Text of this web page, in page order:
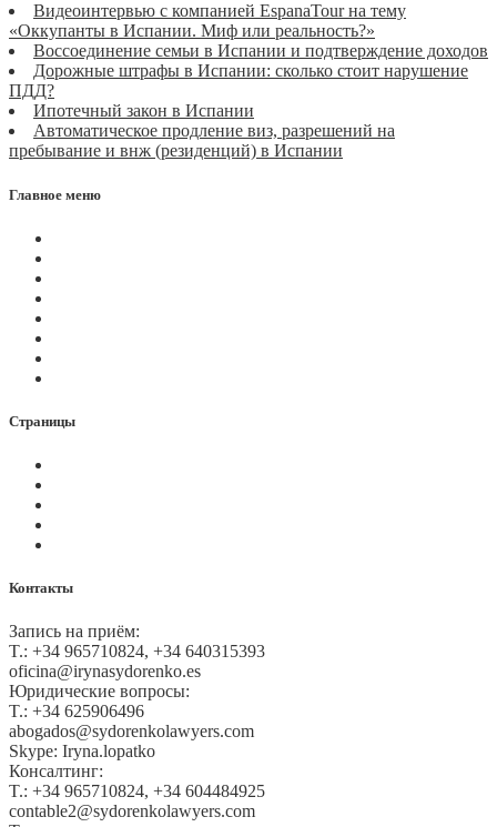
Видеоинтервью с компанией EspanaTour на тему
«Оккупанты в Испании. Миф или реальность?»
Воссоединение семьи в Испании и подтверждение доходов
Дорожные штрафы в Испании: сколько стоит нарушение
ПДД?
Ипотечный закон в Испании
Автоматическое продление виз, разрешений на
пребывание и внж (резиденций) в Испании
Главное меню
Страницы
Контакты
Запись на приём:
T.: +34 965710824, +34 640315393
oficina@irynasydorenko.es
Юридические вопросы:
T.: +34 625906496
abogados@sydorenkolawyers.com
Skype: Iryna.lopatko
Консалтинг:
T.: +34 965710824, +34 604484925
contable2@sydorenkolawyers.com